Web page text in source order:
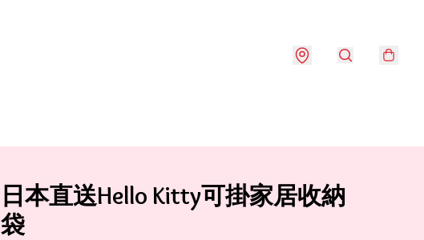
日本直送Hello Kitty可掛家居收納
袋